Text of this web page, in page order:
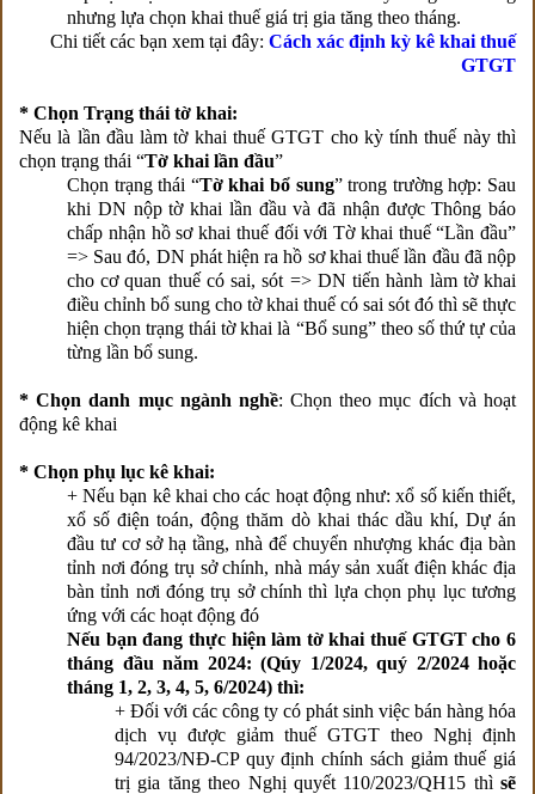
nhưng lựa chọn khai thuế giá trị gia tăng theo tháng.
Chi tiết các bạn xem tại đây: Cách xác định kỳ kê khai thuế
GTGT
* Chọn Trạng thái tờ khai:
Nếu là lần đầu làm tờ khai thuế GTGT cho kỳ tính thuế này thì
chọn trạng thái “Tờ khai lần đầu”
Chọn trạng thái “Tờ khai bổ sung” trong trường hợp: Sau
khi DN nộp tờ khai lần đầu và đã nhận được Thông báo
chấp nhận hồ sơ khai thuế đối với Tờ khai thuế “Lần đầu”
=> Sau đó, DN phát hiện ra hồ sơ khai thuế lần đầu đã nộp
cho cơ quan thuế có sai, sót => DN tiến hành làm tờ khai
điều chỉnh bổ sung cho tờ khai thuế có sai sót đó thì sẽ thực
hiện chọn trạng thái tờ khai là “Bổ sung” theo số thứ tự của
từng lần bổ sung.
* Chọn danh mục ngành nghề: Chọn theo mục đích và hoạt
động kê khai
* Chọn phụ lục kê khai:
+ Nếu bạn kê khai cho các hoạt động như: xổ số kiến thiết,
xổ số điện toán, động thăm dò khai thác dầu khí, Dự án
đầu tư cơ sở hạ tầng, nhà để chuyển nhượng khác địa bàn
tỉnh nơi đóng trụ sở chính, nhà máy sản xuất điện khác địa
bàn tỉnh nơi đóng trụ sở chính thì lựa chọn phụ lục tương
ứng với các hoạt động đó
Nếu bạn đang thực hiện làm tờ khai thuế GTGT cho 6
tháng đầu năm 2024: (Qúy 1/2024, quý 2/2024 hoặc
tháng 1, 2, 3, 4, 5, 6/2024) thì:
+ Đối với các công ty có phát sinh việc bán hàng hóa
dịch vụ được giảm thuế GTGT theo Nghị định
94/2023/NĐ-CP quy định chính sách giảm thuế giá
trị gia tăng theo Nghị quyết 110/2023/QH15 thì sẽ